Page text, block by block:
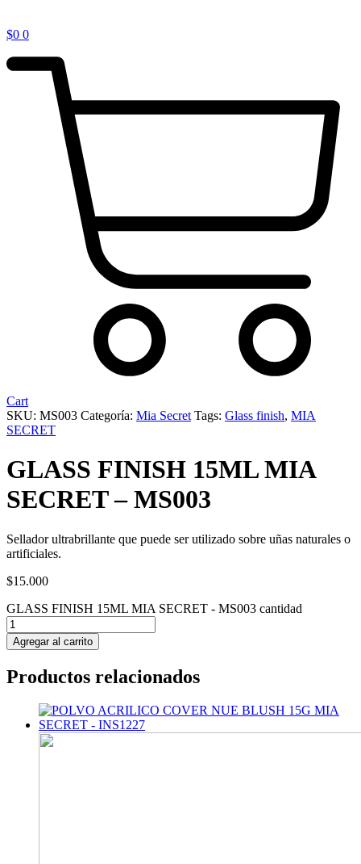
$0 0
Cart
SKU: MS003 Categoría: Mia Secret Tags: Glass finish, MIA
SECRET
GLASS FINISH 15ML MIA
SECRET – MS003
Sellador ultrabrillante que puede ser utilizado sobre uñas naturales o
artificiales.
$15.000
GLASS FINISH 15ML MIA SECRET - MS003 cantidad
Agregar al carrito
Productos relacionados